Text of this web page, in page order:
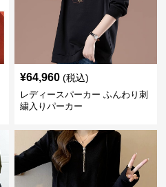
¥64,960 (税込)
レディースパーカー ふんわり刺
繍入りパーカー